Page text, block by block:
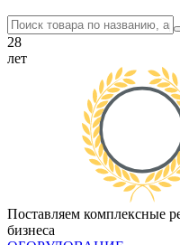
28
лет
Поставляем комплексные
бизнеса